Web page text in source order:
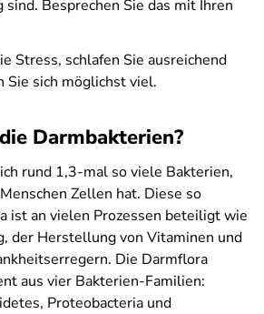
Besprechen Sie das mit Ihren
Stress, schlafen Sie ausreichend
Sie sich möglichst viel.
Darmbakterien?
rund 1,3-mal so viele Bakterien,
Zellen hat. Diese so
ist an vielen Prozessen beteiligt wie
der Herstellung von Vitaminen und
Die Darmflora
aus vier Bakterien-Familien:
Proteobacteria und